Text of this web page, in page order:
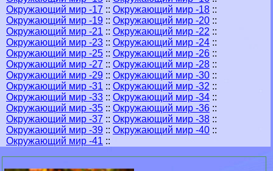
Окружающий мир -17 :: Окружающий мир -18 ::
Окружающий мир -19 :: Окружающий мир -20 ::
Окружающий мир -21 :: Окружающий мир -22 ::
Окружающий мир -23 :: Окружающий мир -24 ::
Окружающий мир -25 :: Окружающий мир -26 ::
Окружающий мир -27 :: Окружающий мир -28 ::
Окружающий мир -29 :: Окружающий мир -30 ::
Окружающий мир -31 :: Окружающий мир -32 ::
Окружающий мир -33 :: Окружающий мир -34 ::
Окружающий мир -35 :: Окружающий мир -36 ::
Окружающий мир -37 :: Окружающий мир -38 ::
Окружающий мир -39 :: Окружающий мир -40 ::
Окружающий мир -41 ::